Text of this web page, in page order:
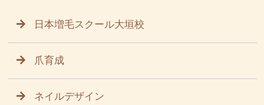
日本増毛スクール大垣校
爪育成
ネイルデザイン